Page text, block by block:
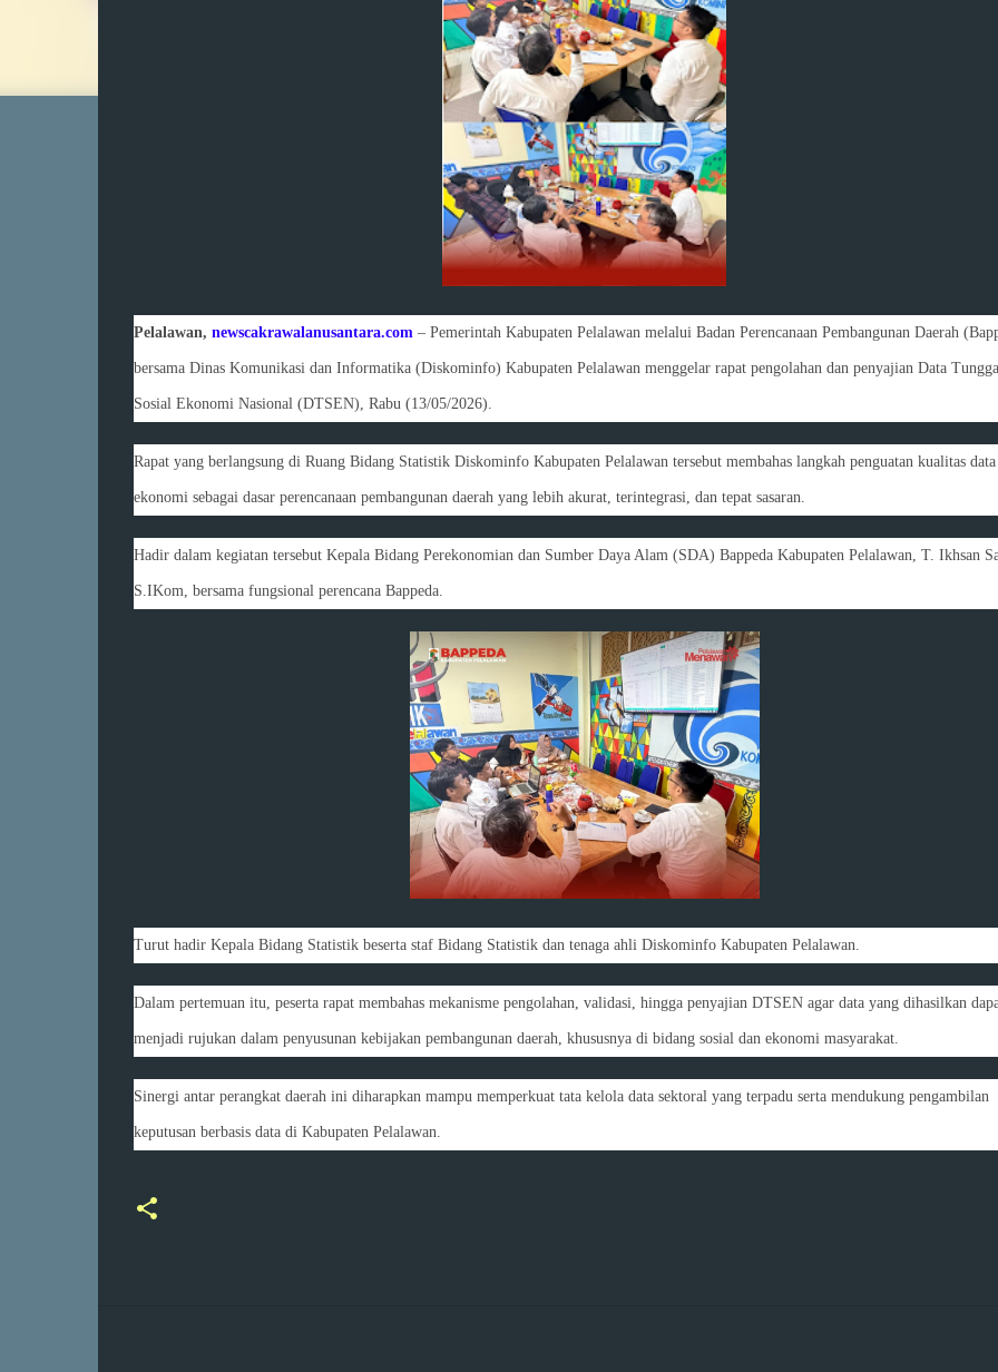
Pelalawan, newscakrawalanusantara.com – Pemerintah Kabupaten Pelalawan melalui Badan Perencanaan Pembangunan Daerah
bersama Dinas Komunikasi dan Informatika (Diskominfo) Kabupaten Pelalawan menggelar rapat pengolahan dan penyajian Data
Sosial Ekonomi Nasional (DTSEN), Rabu (13/05/2026).
Rapat yang berlangsung di Ruang Bidang Statistik Diskominfo Kabupaten Pelalawan tersebut membahas langkah penguatan kualitas data
ekonomi sebagai dasar perencanaan pembangunan daerah yang lebih akurat, terintegrasi, dan tepat sasaran.
Hadir dalam kegiatan tersebut Kepala Bidang Perekonomian dan Sumber Daya Alam (SDA) Bappeda Kabupaten Pelalawan, T. Ikhsan
S.IKom, bersama fungsional perencana Bappeda.
Turut hadir Kepala Bidang Statistik beserta staf Bidang Statistik dan tenaga ahli Diskominfo Kabupaten Pelalawan.
Dalam pertemuan itu, peserta rapat membahas mekanisme pengolahan, validasi, hingga penyajian DTSEN agar data yang dihasilkan
menjadi rujukan dalam penyusunan kebijakan pembangunan daerah, khususnya di bidang sosial dan ekonomi masyarakat.
Sinergi antar perangkat daerah ini diharapkan mampu memperkuat tata kelola data sektoral yang terpadu serta mendukung pengambilan
keputusan berbasis data di Kabupaten Pelalawan.